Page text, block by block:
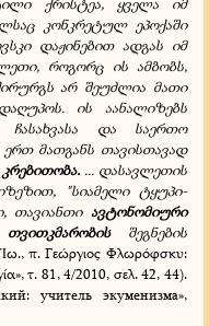
კონკრეტულ ეპოქაში
დაჟინებით ადგას იმ
როგორც ის ამბობს,
არ შეუძლია მათი
ის აანალიზებს
და საერთო
ერთ მათგანს თავისთავად
... დასავლეთის
"სიამელი ტყუპი-
თავიანთი ავტონომიური
თვითკმარობისშეგნების
Ἰω., π. Γεώργιος Φλωρόφσκυ:
τ. 81, 4/2010, σελ. 42, 44).
учитель экуменизма»,